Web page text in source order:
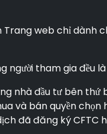
web chỉ dành
tham gia đều là
nhà đầu tư bên
và bán quyền
đã đăng ký CFTC